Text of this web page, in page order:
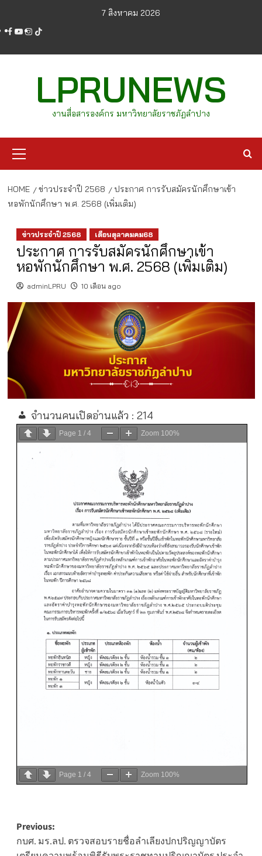
content
7 สิงหาคม 2026
facebook
youtube
instagram
tiktok
LPRUNEWS
งานสื่อสารองค์กร มหาวิทยาลัยราชภัฏลำปาง
Menu
HOME ข่าวประจำปี 2568
ประกาศ การรับสมัครนักศึกษาเข้า
หอพักนักศึกษา พ.ศ. 2568 (เพิ่มเติม)
ข่าวประจำปี 2568 เดือนตุลาคมคม68
ประกาศ การรับสมัครนักศึกษาเข้า
หอพักนักศึกษา พ.ศ. 2568 (เพิ่มเติม)
adminLPRU 10 เดือน ago
จำนวนคนเปิดอ่านแล้ว : 214
Page 1 / 4 Zoom 100%
Page 1 / 4 Zoom 100%
Post
navigation
Previous:
กบศ. มร.ลป. ตรวจสอบรายชื่อลำเลียงปกปริญญาบัตร